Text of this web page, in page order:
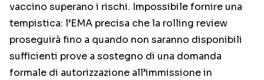
vaccino superano i rischi. Impossibile fornire una
tempistica: l’EMA precisa che la rolling review
proseguirà fino a quando non saranno disponibili
sufficienti prove a sostegno di una domanda
formale di autorizzazione all’immissione in